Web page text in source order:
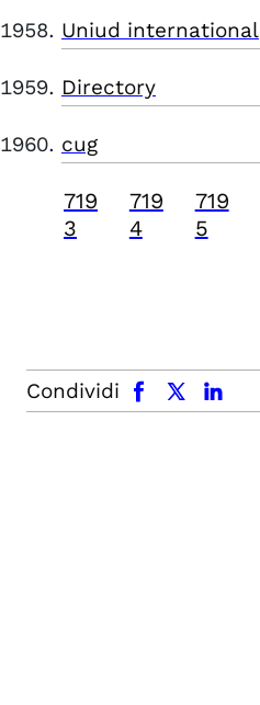
Uniud international
Directory
cug
719
3
719
4
719
5
Condividi
facebook x.com linkedin